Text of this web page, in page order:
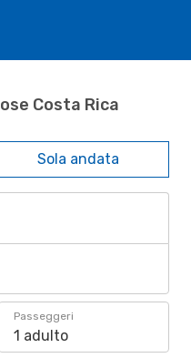
Costa Rica
Sola andata
Passeggeri
1 adulto